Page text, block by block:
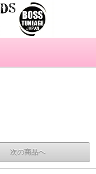
次の商品へ